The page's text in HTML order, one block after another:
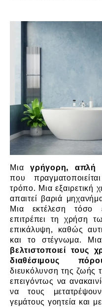
Μια γρήγορη, απλή
που
τρόπο. Μια εξαιρετική
απαιτεί βαριά
Μια εκτέλεση τόσο
επιτρέπει τη χρήση
επικάλυψη, καθώς
και το στέγνωμα.
βελτιστοποιεί τους
διαθέσιμους
διευκόλυνση της
επειγόντως να
να τους
γεμάτους γοητεία και